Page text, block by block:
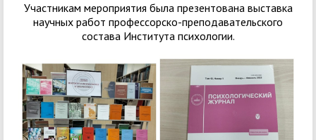
Участникам мероприятия была презентована выставка
научных работ профессорско-преподавательского
состава Института психологии.